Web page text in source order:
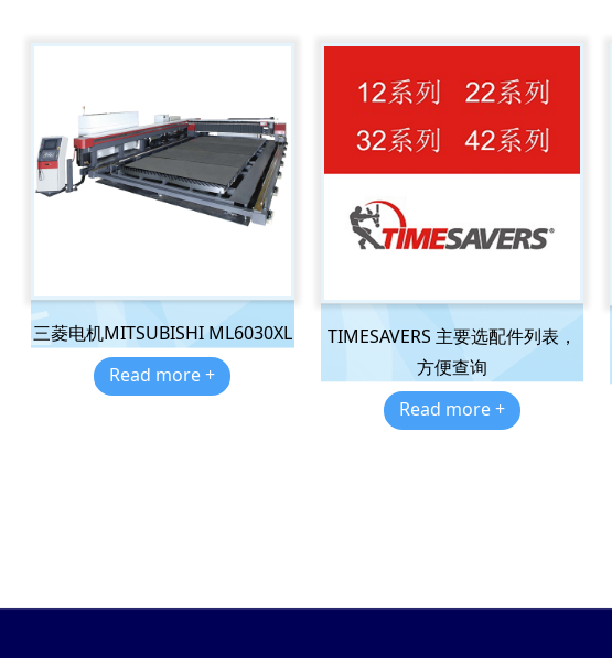
三菱电机MITSUBISHI ML6030XL
Read more +
TIMESAVERS 主要选配件列表，
方便查询
Read more +